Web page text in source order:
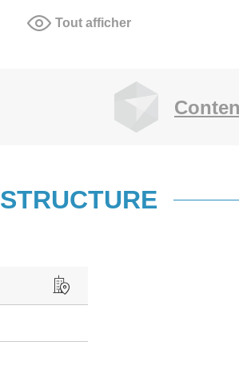
Tout afficher
STRUCTURE